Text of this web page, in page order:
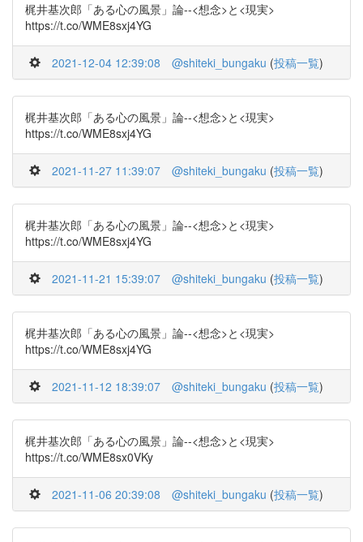
梶井基次郎「ある心の風景」論--<想念>と<現実>
https://t.co/WME8sxj4YG
2021-12-04 12:39:08 @shiteki_bungaku (投稿一覧)
梶井基次郎「ある心の風景」論--<想念>と<現実>
https://t.co/WME8sxj4YG
2021-11-27 11:39:07 @shiteki_bungaku (投稿一覧)
梶井基次郎「ある心の風景」論--<想念>と<現実>
https://t.co/WME8sxj4YG
2021-11-21 15:39:07 @shiteki_bungaku (投稿一覧)
梶井基次郎「ある心の風景」論--<想念>と<現実>
https://t.co/WME8sxj4YG
2021-11-12 18:39:07 @shiteki_bungaku (投稿一覧)
梶井基次郎「ある心の風景」論--<想念>と<現実>
https://t.co/WME8sx0VKy
2021-11-06 20:39:08 @shiteki_bungaku (投稿一覧)